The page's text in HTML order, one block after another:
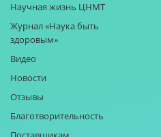
Научная жизнь ЦНМТ
Журнал «Наука быть
здоровым»
Видео
Новости
Отзывы
Благотворительность